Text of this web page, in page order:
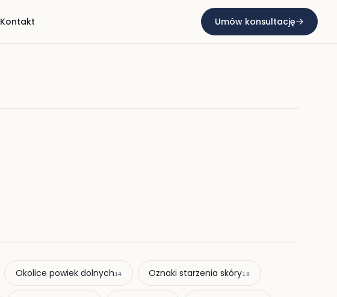
Kontakt Umów konsultację
Okolice powiek dolnych14 Oznaki starzenia skóry18